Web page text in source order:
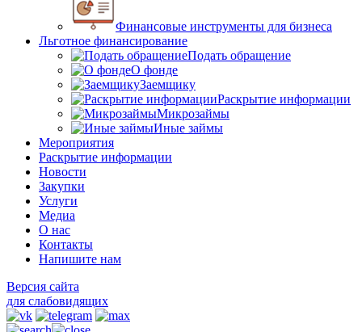
Финансовые инструменты для бизнеса
Льготное финансирование
Подать обращение
О фонде
Заемщику
Раскрытие информации
Микрозаймы
Иные займы
Мероприятия
Раскрытие информации
Новости
Закупки
Услуги
Медиа
О нас
Контакты
Напишите нам
Версия сайта
для слабовидящих